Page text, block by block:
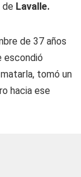
de Lavalle.
de 37 años
escondió
tomó un
hacia ese